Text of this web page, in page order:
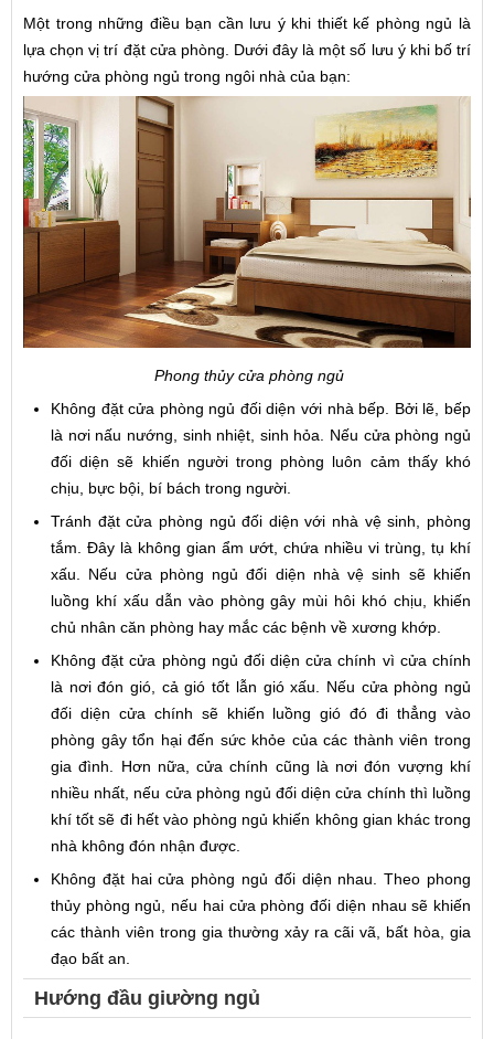
Một trong những điều bạn cần lưu ý khi thiết kế phòng ngủ là
lựa chọn vị trí đặt cửa phòng. Dưới đây là một số lưu ý khi bố trí
hướng cửa phòng ngủ trong ngôi nhà của bạn:
Phong thủy cửa phòng ngủ
Không đặt cửa phòng ngủ đối diện với nhà bếp. Bởi lẽ, bếp
là nơi nấu nướng, sinh nhiệt, sinh hỏa. Nếu cửa phòng ngủ
đối diện sẽ khiến người trong phòng luôn cảm thấy khó
chịu, bực bội, bí bách trong người.
Tránh đặt cửa phòng ngủ đối diện với nhà vệ sinh, phòng
tắm. Đây là không gian ẩm ướt, chứa nhiều vi trùng, tụ khí
xấu. Nếu cửa phòng ngủ đối diện nhà vệ sinh sẽ khiến
luồng khí xấu dẫn vào phòng gây mùi hôi khó chịu, khiến
chủ nhân căn phòng hay mắc các bệnh về xương khớp.
Không đặt cửa phòng ngủ đối diện cửa chính vì cửa chính
là nơi đón gió, cả gió tốt lẫn gió xấu. Nếu cửa phòng ngủ
đối diện cửa chính sẽ khiến luồng gió đó đi thẳng vào
phòng gây tổn hại đến sức khỏe của các thành viên trong
gia đình. Hơn nữa, cửa chính cũng là nơi đón vượng khí
nhiều nhất, nếu cửa phòng ngủ đối diện cửa chính thì luồng
khí tốt sẽ đi hết vào phòng ngủ khiến không gian khác trong
nhà không đón nhận được.
Không đặt hai cửa phòng ngủ đối diện nhau. Theo phong
thủy phòng ngủ, nếu hai cửa phòng đối diện nhau sẽ khiến
các thành viên trong gia thường xảy ra cãi vã, bất hòa, gia
đạo bất an.
Hướng đầu giường ngủ